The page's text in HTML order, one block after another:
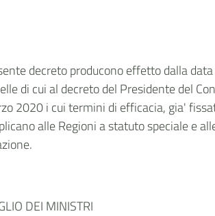
decreto producono effetto dalla
di cui al decreto del Presidente del
2020 i cui termini di efficacia, gia'
alle Regioni a statuto speciale e
DEI MINISTRI